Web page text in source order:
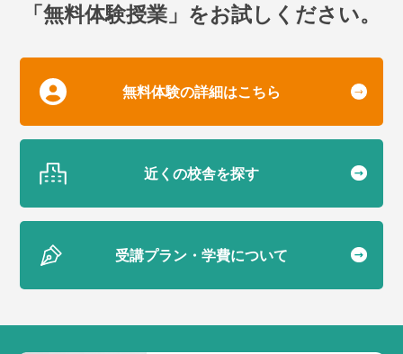
「無料体験授業」をお試しください。
無料体験の詳細はこちら
近くの校舎を探す
受講プラン・学費について